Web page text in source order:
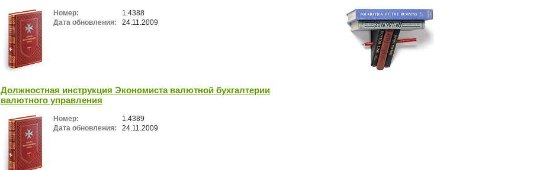
Номер:
1.4388
Дата обновления:
24.11.2009
Должностная инструкция Экономиста валютной бухгалтерии
валютного управления
Номер:
1.4389
Дата обновления:
24.11.2009